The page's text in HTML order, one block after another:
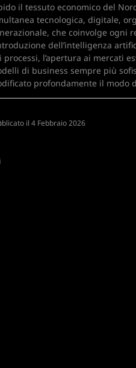
il tessuto economico del
tecnologica, digitale,
che coinvolge ogni
dell’intelligenza
processi, l’apertura ai mercati
di business sempre più
profondamente il modo
il 4 Febbraio 2026